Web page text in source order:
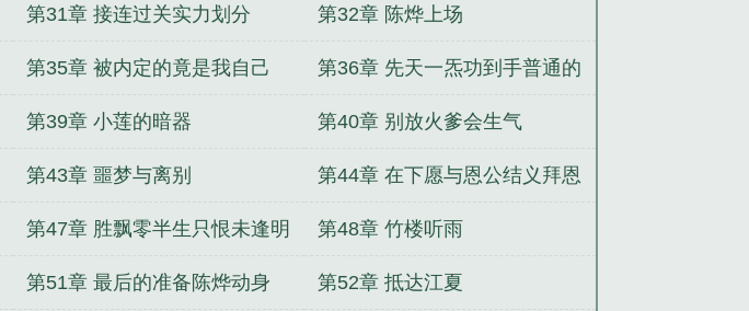
黄金 个美人
第31章 接连过关实力划分 第32章 陈烨上场
第35章 被内定的竟是我自己 第36章 先天一炁功到手普通的
中年人
第39章 小莲的暗器 第40章 别放火爹会生气
第43章 噩梦与离别 第44章 在下愿与恩公结义拜恩
公为兄长
第47章 胜飘零半生只恨未逢明
主
第48章 竹楼听雨
第51章 最后的准备陈烨动身 第52章 抵达江夏